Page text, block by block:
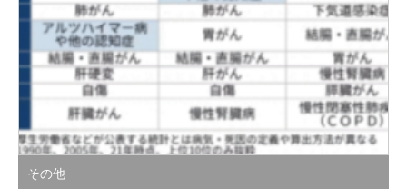
その他